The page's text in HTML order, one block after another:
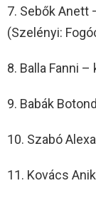
7. Sebők Anett
(Szelényi:
8. Balla Fanni
9. Babák
10. Szabó
11. Kovács